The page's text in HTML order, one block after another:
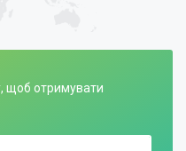
щоб отримувати